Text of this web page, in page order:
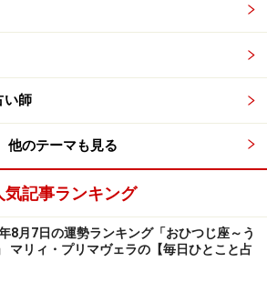
い師
他のテーマも見る
気記事ランキング
8月7日の運勢ランキング「おひつじ座～う
マリィ・プリマヴェラの【毎日ひとこと占